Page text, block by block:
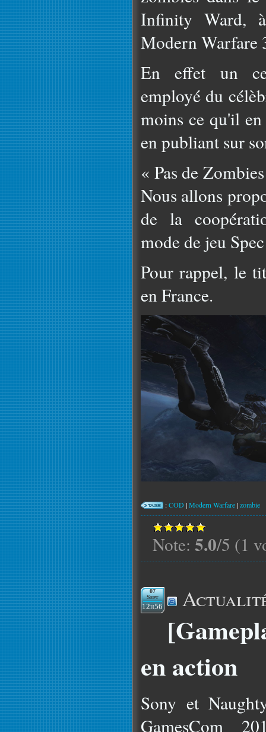
Infinity Ward,
Modern Warfare
En effet un
employé du
moins ce qu'il
en publiant sur
« Pas de
Nous allons
de la
mode de jeu
Pour rappel, le
en France.
:COD |Modern Warfare|zombie
Note: 5.0/5 (1
07
Sept
12h56
en action
Sony et
GamesCom